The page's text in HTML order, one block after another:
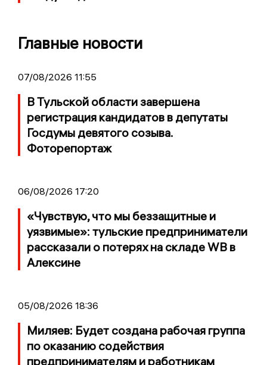
Главные новости
07/08/2026 11:55
В Тульской области завершена
регистрация кандидатов в депутаты
Госдумы девятого созыва.
Фоторепортаж
06/08/2026 17:20
«Чувствую, что мы беззащитные и
уязвимые»: тульские предприниматели
рассказали о потерях на складе WB в
Алексине
05/08/2026 18:36
Миляев: Будет создана рабочая группа
по оказанию содействия
предпринимателям и работникам